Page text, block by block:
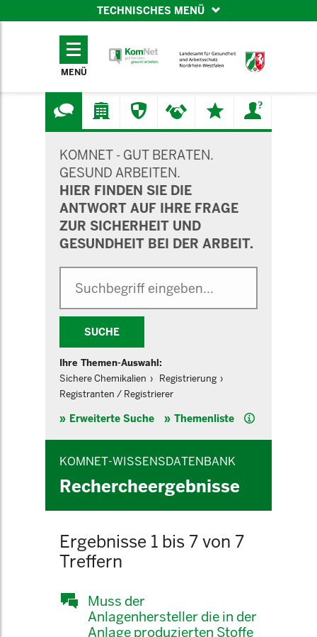
TECHNISCHES MENÜ
TECHNISCHES
MENÜ
KOMNET - GUT BERATEN.
GESUND ARBEITEN.
HIER FINDEN SIE DIE
ANTWORT AUF IHRE FRAGE
ZUR SICHERHEIT UND
GESUNDHEIT BEI DER ARBEIT.
SUCHE
Ihre Themen-Auswahl:
Sichere Chemikalien
Registrierung
Registranten / Registrierer
Erweiterte Suche Themenliste Hilfe
KOMNET-WISSENSDATENBANK
Rechercheergebnisse
Ergebnisse 1 bis 7 von 7
Treffern
Muss der
Anlagenhersteller die in der
Anlage produzierten Stoffe